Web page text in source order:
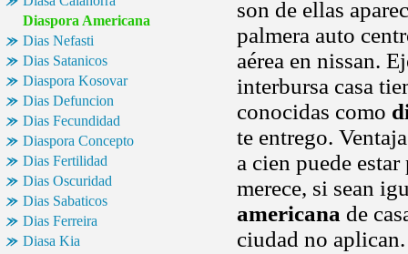
Diaspora Americana
Dias Nefasti
Dias Satanicos
Diaspora Kosovar
Dias Defuncion
Dias Fecundidad
Diaspora Concepto
Dias Fertilidad
Dias Oscuridad
Dias Sabaticos
Dias Ferreira
Diasa Kia
son de ellas
palmera auto
aérea en nissan.
interbursa casa
conocidas como
te entrego.
a cien puede
merece, si sean
americana de
ciudad no